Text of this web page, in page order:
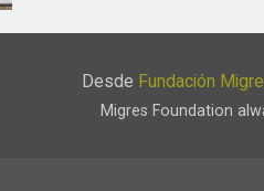
Desde Fundación
Migres Foundation